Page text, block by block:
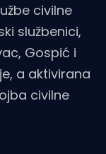
civilne
službenici,
Gospić i
a aktivirana
civilne